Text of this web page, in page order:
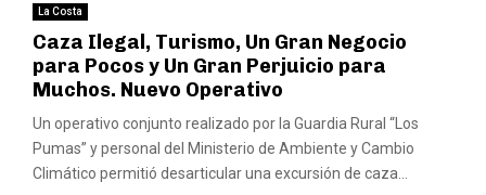
La Costa
Caza Ilegal, Turismo, Un Gran Negocio
para Pocos y Un Gran Perjuicio para
Muchos. Nuevo Operativo
Un operativo conjunto realizado por la Guardia Rural “Los
Pumas” y personal del Ministerio de Ambiente y Cambio
Climático permitió desarticular una excursión de caza...